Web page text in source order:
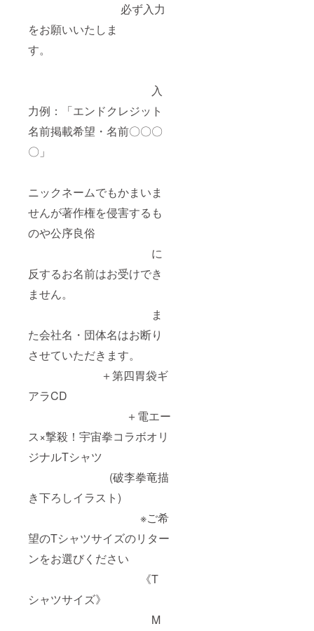
必ず入力
をお願いいたしま
す。
入
力例：「エンドクレジット
名前掲載希望・名前〇〇〇
〇」
ニックネームでもかまいま
せんが著作権を侵害するも
のや公序良俗
に
反するお名前はお受けでき
ません。
ま
た会社名・団体名はお断り
させていただきます。
＋第四胃袋ギ
アラCD
＋電エー
ス×撃殺！宇宙拳コラボオリ
ジナルTシャツ
(破李拳竜描
き下ろしイラスト)
※ご希
望のTシャツサイズのリター
ンをお選びください
《T
シャツサイズ》
M